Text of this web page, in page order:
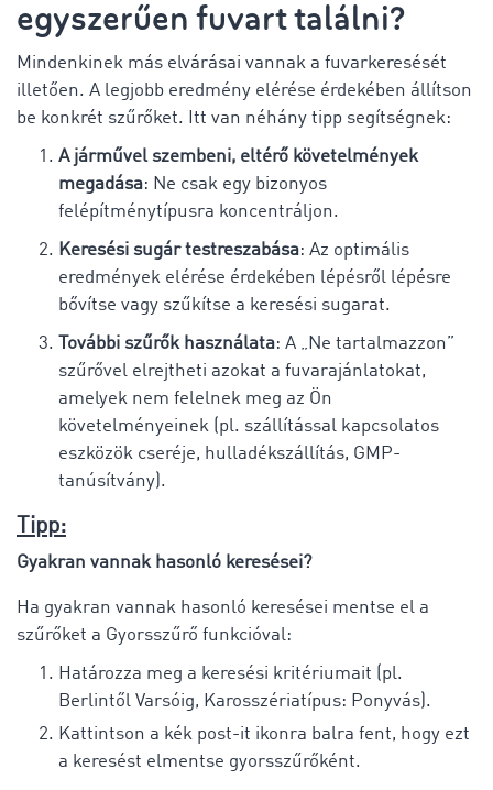
egyszerűen fuvart találni?
Mindenkinek más elvárásai vannak a fuvarkeresését
illetően. A legjobb eredmény elérése érdekében állítson
be konkrét szűrőket. Itt van néhány tipp segítségnek:
A járművel szembeni, eltérő követelmények
megadása: Ne csak egy bizonyos
felépítménytípusra koncentráljon.
Keresési sugár testreszabása: Az optimális
eredmények elérése érdekében lépésről lépésre
bővítse vagy szűkítse a keresési sugarat.
További szűrők használata: A „Ne tartalmazzon”
szűrővel elrejtheti azokat a fuvarajánlatokat,
amelyek nem felelnek meg az Ön
követelményeinek (pl. szállítással kapcsolatos
eszközök cseréje, hulladékszállítás, GMP-
tanúsítvány).
Tipp:
Gyakran vannak hasonló keresései?
Ha gyakran vannak hasonló keresései mentse el a
szűrőket a Gyorsszűrő funkcióval:
Határozza meg a keresési kritériumait (pl.
Berlintől Varsóig, Karosszériatípus: Ponyvás).
Kattintson a kék post-it ikonra balra fent, hogy ezt
a keresést elmentse gyorsszűrőként.